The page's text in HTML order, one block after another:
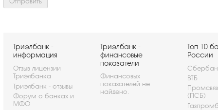
Триэлбанк -
информация
Отзыв лицензии
Триэлбанка
Триэлбанк - отзывы
Форум о банках и
МФО
Триэлбанк -
финансовые
показатели
Финансовых
показателей не
найдено.
Топ 10
России
ВТБ
(ПСБ)